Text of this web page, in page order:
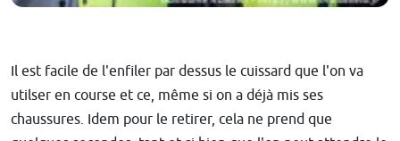
Il est facile de l'enfiler par dessus le cuissard que l'on va
utilser en course et ce, même si on a déjà mis ses
chaussures. Idem pour le retirer, cela ne prend que